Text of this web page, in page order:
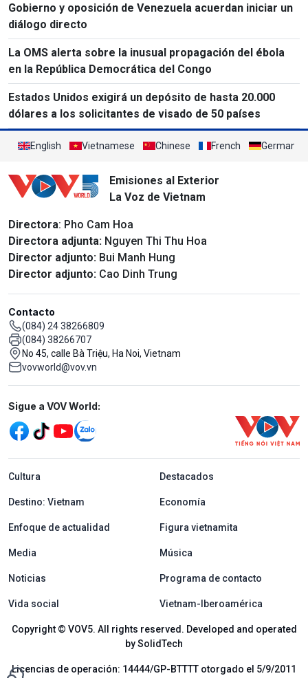
Gobierno y oposición de Venezuela acuerdan iniciar un
diálogo directo
La OMS alerta sobre la inusual propagación del ébola
en la República Democrática del Congo
Estados Unidos exigirá un depósito de hasta 20.000
dólares a los solicitantes de visado de 50 países
English Vietnamese Chinese French German
Emisiones al Exterior
La Voz de Vietnam
Directora: Pho Cam Hoa
Directora adjunta: Nguyen Thi Thu Hoa
Director adjunto: Bui Manh Hung
Director adjunto: Cao Dinh Trung
Contacto
(084) 24 38266809
(084) 38266707
No 45, calle Bà Triệu, Ha Noi, Vietnam
vovworld@vov.vn
Mạng xã hội
Sigue a VOV World:
menu footer tiếng Tây ban nha
Cultura Destacados
Destino: Vietnam Economía
Enfoque de actualidad Figura vietnamita
Media Música
Noticias Programa de contacto
Vida social Vietnam-Iberoamérica
Copyright © VOV5. All rights reserved. Developed and operated
by SolidTech
Licencias de operación: 14444/GP-BTTTT otorgado el 5/9/2011